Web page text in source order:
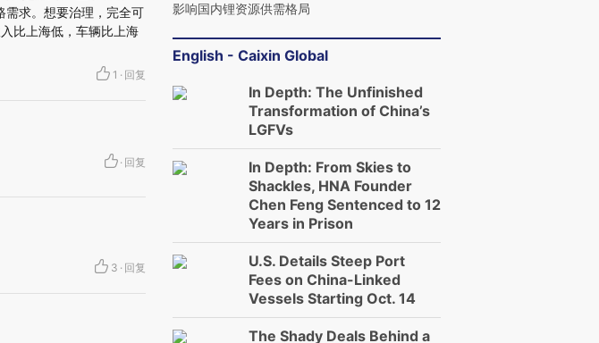
需求。想要治理，完全可
比上海低，车辆比上海
1 · 回复
· 回复
3 · 回复
影响国内锂资源供需格局
English - Caixin Global
In Depth: The Unfinished
Transformation of China’s
LGFVs
In Depth: From Skies to
Shackles, HNA Founder
Chen Feng Sentenced to 12
Years in Prison
U.S. Details Steep Port
Fees on China-Linked
Vessels Starting Oct. 14
The Shady Deals Behind a